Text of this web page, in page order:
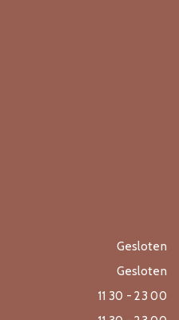
Gesloten
Gesloten
11 30 - 23 00